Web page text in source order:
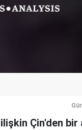
Çin'den bir